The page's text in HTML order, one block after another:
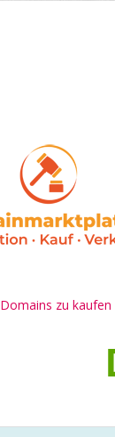
Domains zu kaufen